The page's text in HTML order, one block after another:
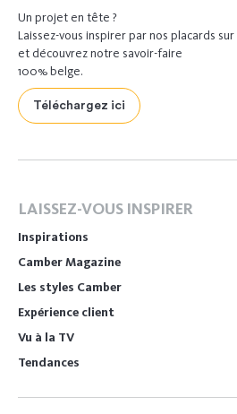
Un projet en tête ?
Laissez-vous inspirer par nos placards
et découvrez notre savoir-faire
100% belge.
Téléchargez ici
LAISSEZ-VOUS INSPIRER
Inspirations
Camber Magazine
Les styles Camber
Expérience client
Vu à la TV
Tendances